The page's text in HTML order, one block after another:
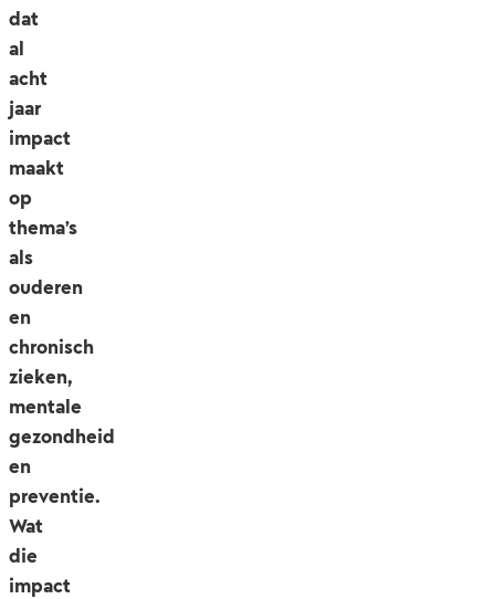
dat
al
acht
jaar
impact
maakt
op
thema’s
als
ouderen
en
chronisch
zieken,
mentale
gezondheid
en
preventie.
Wat
die
impact